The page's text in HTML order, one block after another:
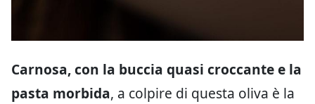
Carnosa, con la buccia quasi croccante e la
pasta morbida, a colpire di questa oliva è la